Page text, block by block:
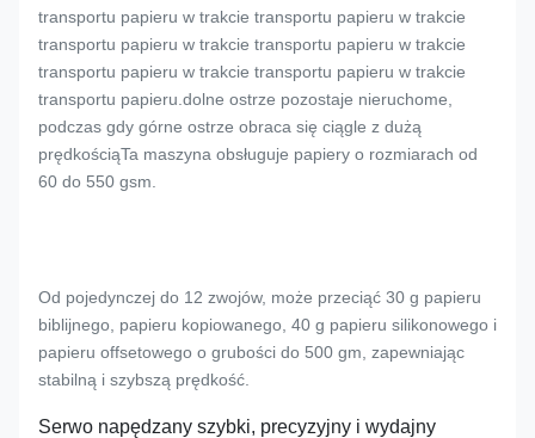
transportu papieru w trakcie transportu papieru w trakcie
transportu papieru w trakcie transportu papieru w trakcie
transportu papieru w trakcie transportu papieru w trakcie
transportu papieru.dolne ostrze pozostaje nieruchome,
podczas gdy górne ostrze obraca się ciągle z dużą
prędkościąTa maszyna obsługuje papiery o rozmiarach od
60 do 550 gsm.
Od pojedynczej do 12 zwojów, może przeciąć 30 g papieru
biblijnego, papieru kopiowanego, 40 g papieru silikonowego i
papieru offsetowego o grubości do 500 gm, zapewniając
stabilną i szybszą prędkość.
Serwo napędzany szybki, precyzyjny i wydajny